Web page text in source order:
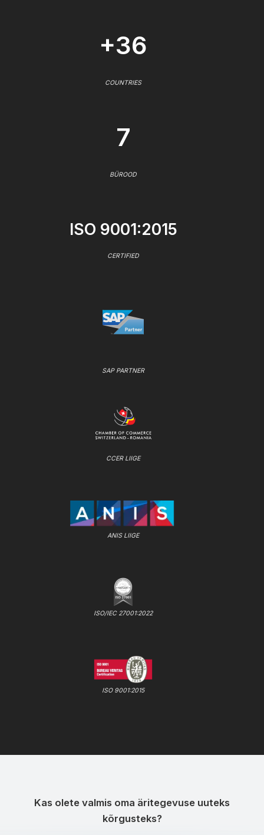
+36
COUNTRIES
7
BÜROOD
ISO 9001:2015
CERTIFIED
SAP PARTNER
CCER LIIGE
ANIS LIIGE
ISO/IEC 27001:2022
ISO 9001:2015
Kas olete valmis oma äritegevuse uuteks
kõrgusteks?